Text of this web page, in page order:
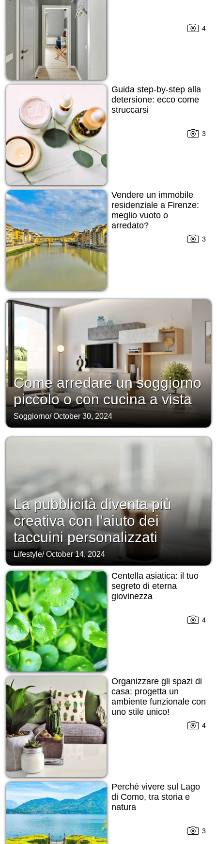
4
Guida step-by-step alla
detersione: ecco come
struccarsi
3
Vendere un immobile
residenziale a Firenze:
meglio vuoto o
arredato?
3
Come arredare un soggiorno
piccolo o con cucina a vista
Soggiorno/October 30, 2024
La pubblicità diventa più
creativa con l’aiuto dei
taccuini personalizzati
Lifestyle/October 14, 2024
Centella asiatica: il tuo
segreto di eterna
giovinezza
4
Organizzare gli spazi di
casa: progetta un
ambiente funzionale con
uno stile unico!
4
Perché vivere sul Lago
di Como, tra storia e
natura
3